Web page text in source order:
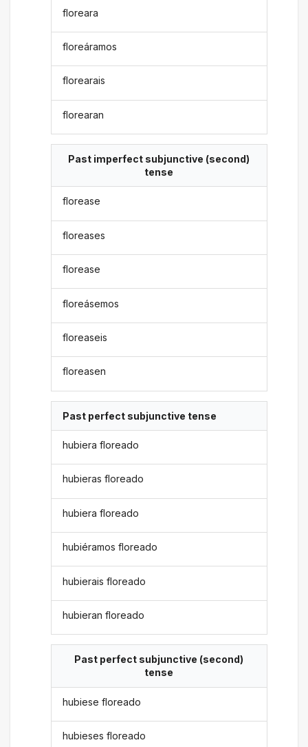
floreara
floreáramos
florearais
florearan
Past imperfect subjunctive (second)
tense
florease
floreases
florease
floreásemos
floreaseis
floreasen
Past perfect subjunctive tense
hubiera floreado
hubieras floreado
hubiera floreado
hubiéramos floreado
hubierais floreado
hubieran floreado
Past perfect subjunctive (second)
tense
hubiese floreado
hubieses floreado